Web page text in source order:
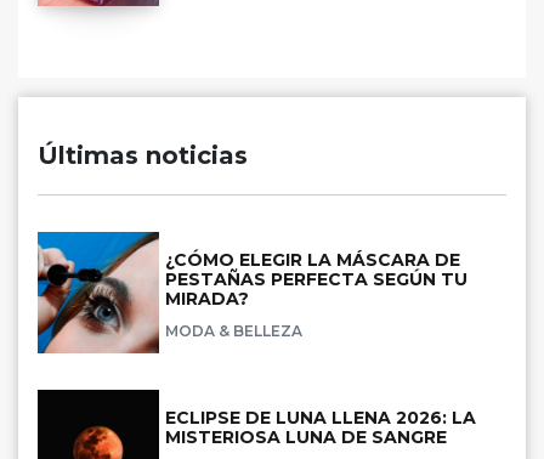
Últimas noticias
¿CÓMO ELEGIR LA MÁSCARA DE
PESTAÑAS PERFECTA SEGÚN TU
MIRADA?
MODA & BELLEZA
ECLIPSE DE LUNA LLENA 2026: LA
MISTERIOSA LUNA DE SANGRE